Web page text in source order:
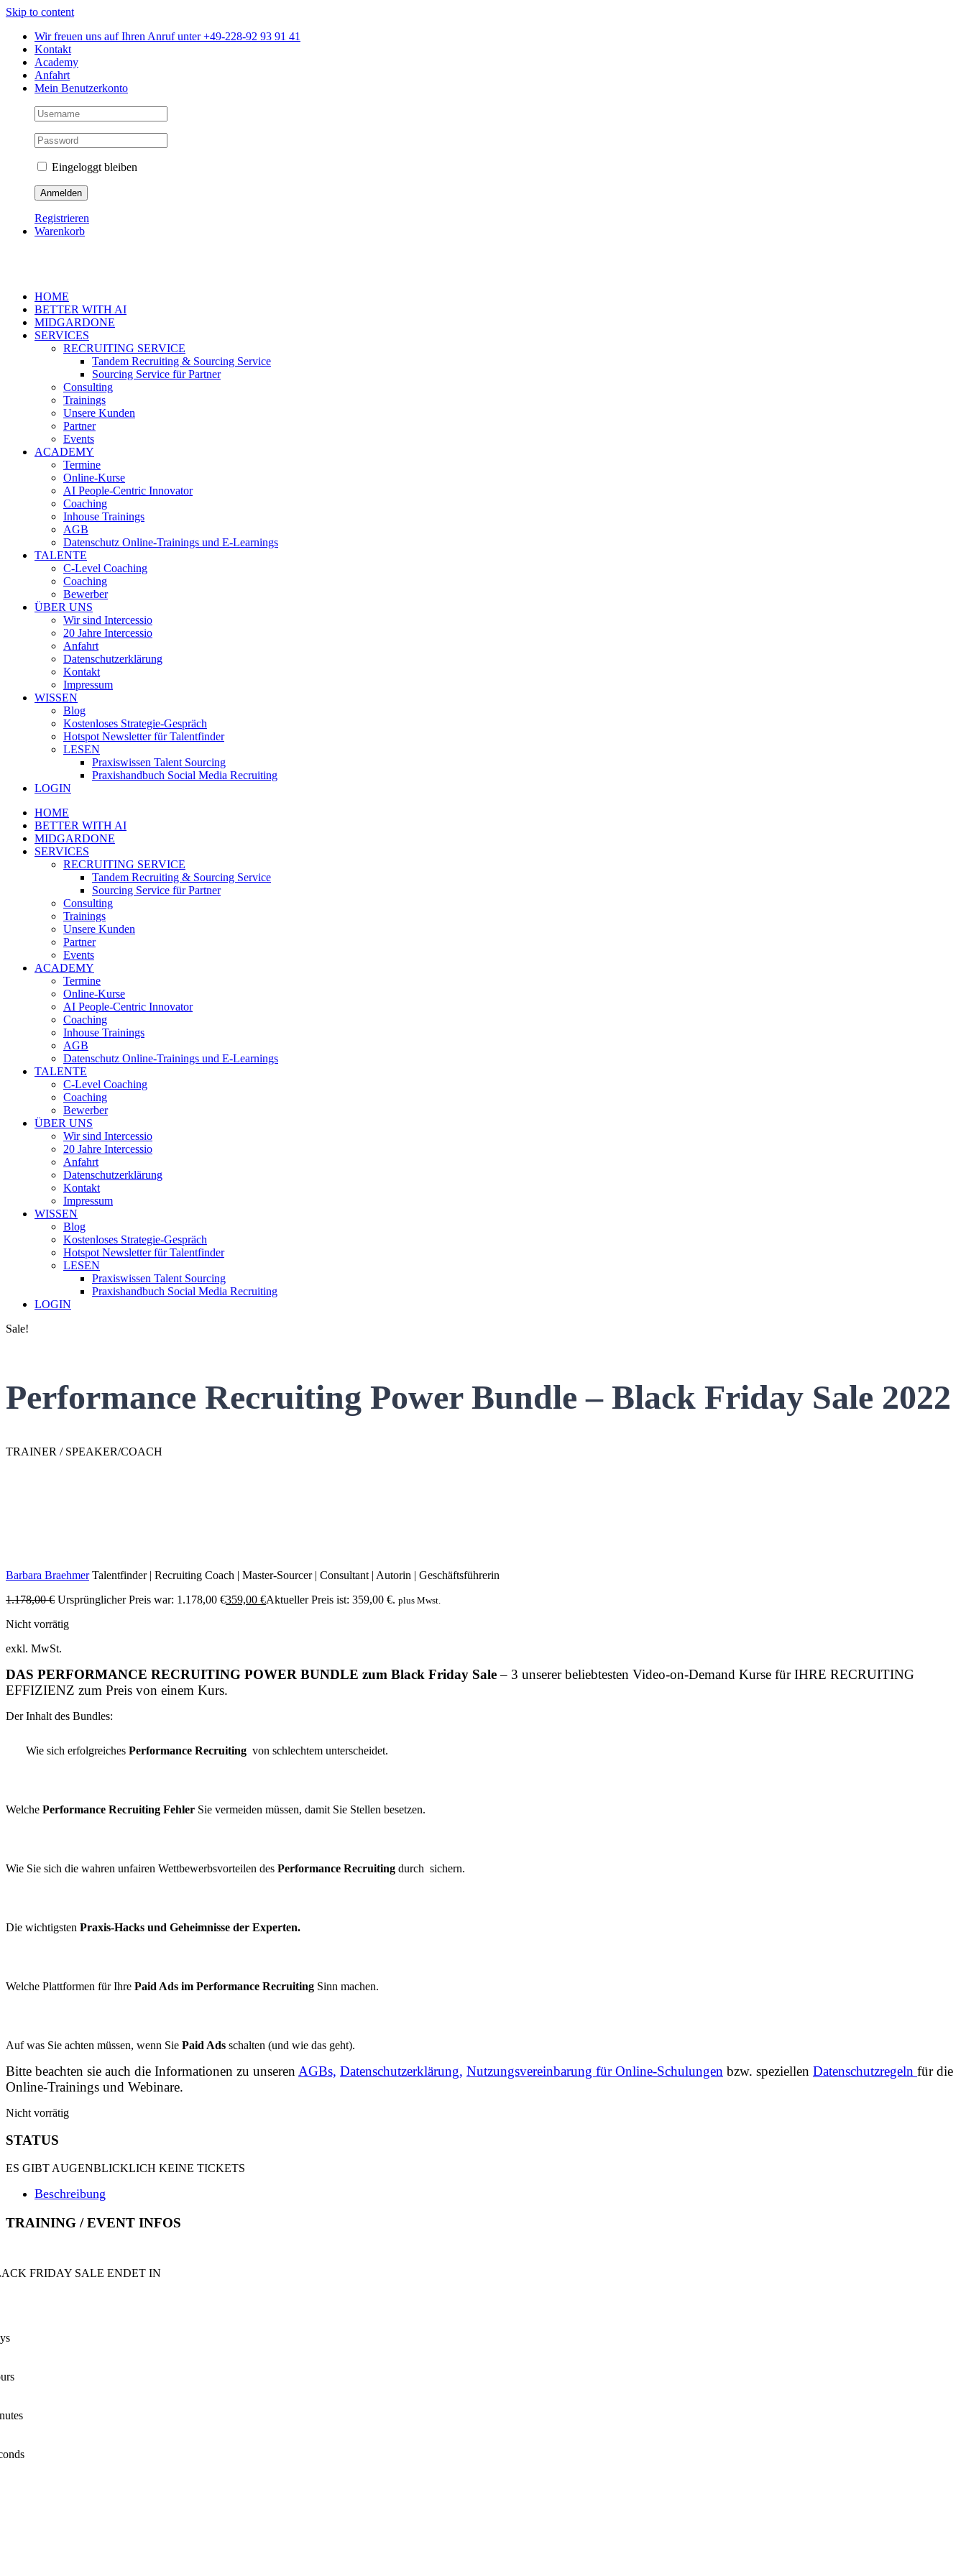
Skip to content
Wir freuen uns auf Ihren Anruf unter +49-228-92 93 91 41
Kontakt
Academy
Anfahrt
Mein Benutzerkonto
Eingeloggt bleiben
Registrieren
Warenkorb
HOME
BETTER WITH AI
MIDGARDONE
SERVICES
RECRUITING SERVICE
Tandem Recruiting & Sourcing Service
Sourcing Service für Partner
Consulting
Trainings
Unsere Kunden
Partner
Events
ACADEMY
Termine
Online-Kurse
AI People-Centric Innovator
Coaching
Inhouse Trainings
AGB
Datenschutz Online-Trainings und E-Learnings
TALENTE
C-Level Coaching
Coaching
Bewerber
ÜBER UNS
Wir sind Intercessio
20 Jahre Intercessio
Anfahrt
Datenschutzerklärung
Kontakt
Impressum
WISSEN
Blog
Kostenloses Strategie-Gespräch
Hotspot Newsletter für Talentfinder
LESEN
Praxiswissen Talent Sourcing
Praxishandbuch Social Media Recruiting
LOGIN
HOME
BETTER WITH AI
MIDGARDONE
SERVICES
RECRUITING SERVICE
Tandem Recruiting & Sourcing Service
Sourcing Service für Partner
Consulting
Trainings
Unsere Kunden
Partner
Events
ACADEMY
Termine
Online-Kurse
AI People-Centric Innovator
Coaching
Inhouse Trainings
AGB
Datenschutz Online-Trainings und E-Learnings
TALENTE
C-Level Coaching
Coaching
Bewerber
ÜBER UNS
Wir sind Intercessio
20 Jahre Intercessio
Anfahrt
Datenschutzerklärung
Kontakt
Impressum
WISSEN
Blog
Kostenloses Strategie-Gespräch
Hotspot Newsletter für Talentfinder
LESEN
Praxiswissen Talent Sourcing
Praxishandbuch Social Media Recruiting
LOGIN
Sale!
Performance Recruiting Power Bundle – Black Friday Sale 2022
TRAINER / SPEAKER/COACH
Barbara Braehmer Talentfinder | Recruiting Coach | Master-Sourcer | Consultant | Autorin | Geschäftsführerin
1.178,00€ Ursprünglicher Preis war: 1.178,00 €359,00 €Aktueller Preis ist: 359,00 €. plus Mwst.
Nicht vorrätig
exkl. MwSt.
DAS PERFORMANCE RECRUITING POWER BUNDLE zum Black Friday Sale– 3 unserer beliebtesten Video-on-Demand Kurse für IHRE RECRUITING
EFFIZIENZ zum Preis von einem Kurs.
Der Inhalt des Bundles:
Wie sich erfolgreiches Performance Recruiting von schlechtem unterscheidet.
Welche Performance Recruiting Fehler Sie vermeiden müssen, damit Sie Stellen besetzen.
Wie Sie sich die wahren unfairen Wettbewerbsvorteilen des Performance Recruiting durch sichern.
Die wichtigsten Praxis-Hacks und Geheimnisse der Experten.
Welche Plattformen für Ihre Paid Ads im Performance Recruiting Sinn machen.
Auf was Sie achten müssen, wenn Sie Paid Ads schalten (und wie das geht).
Bitte beachten sie auch die Informationen zu unseren AGBs, Datenschutzerklärung, Nutzungsvereinbarung für Online-Schulungen bzw. speziellen Datenschutzregeln für die
Online-Trainings und Webinare.
Nicht vorrätig
STATUS
ES GIBT AUGENBLICKLICH KEINE TICKETS
Beschreibung
TRAINING / EVENT INFOS
FRIDAY SALE ENDET IN